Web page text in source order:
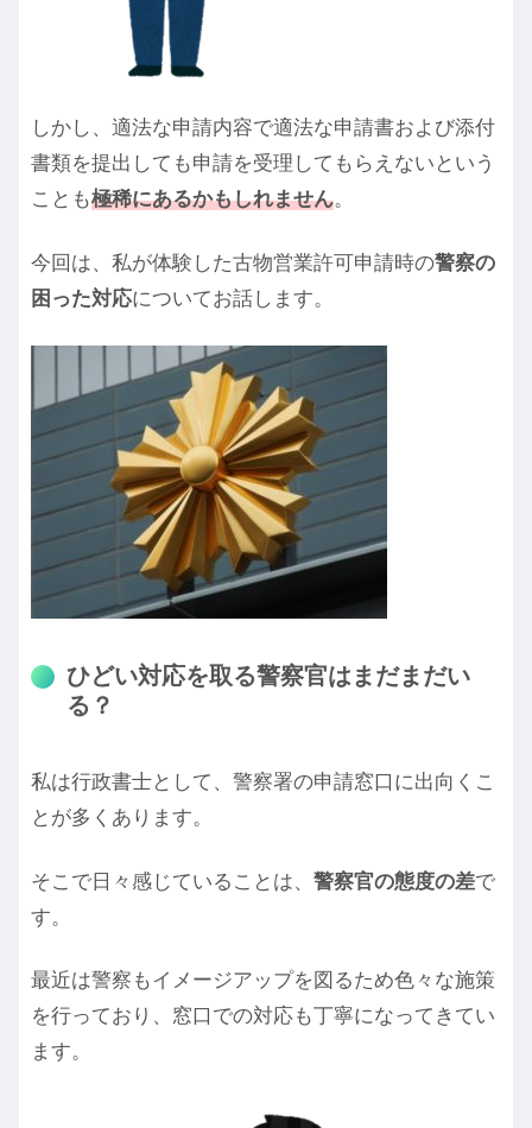
しかし、適法な申請内容で適法な申請書および添付
書類を提出しても申請を受理してもらえないという
ことも極稀にあるかもしれません。
今回は、私が体験した古物営業許可申請時の警察の
困った対応についてお話します。
ひどい対応を取る警察官はまだまだい
る？
私は行政書士として、警察署の申請窓口に出向くこ
とが多くあります。
そこで日々感じていることは、 警察官の態度の差で
す。
最近は警察もイメージアップを図るため色々な施策
を行っており、窓口での対応も丁寧になってきてい
ます。